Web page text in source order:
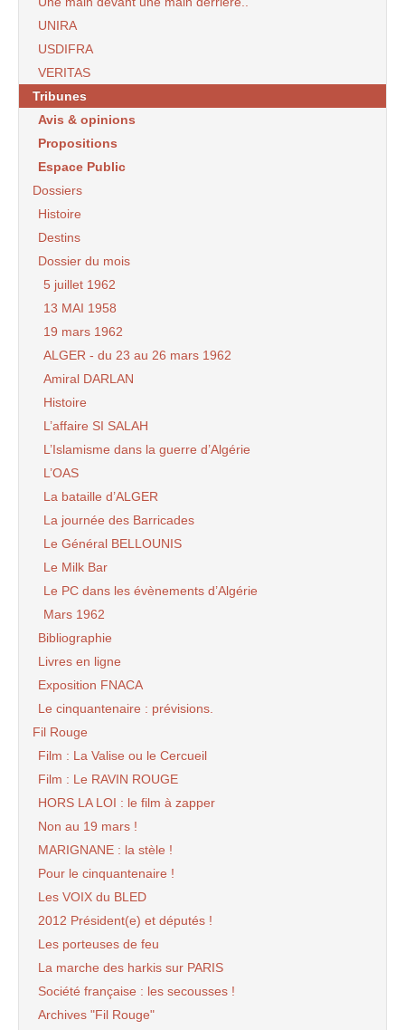
UNIRA
USDIFRA
VERITAS
Tribunes
Avis & opinions
Propositions
Espace Public
Dossiers
Histoire
Destins
Dossier du mois
5 juillet 1962
13 MAI 1958
19 mars 1962
ALGER - du 23 au 26 mars 1962
Amiral DARLAN
Histoire
L’affaire SI SALAH
L’Islamisme dans la guerre d’Algérie
L’OAS
La bataille d’ALGER
La journée des Barricades
Le Général BELLOUNIS
Le Milk Bar
Le PC dans les évènements d’Algérie
Mars 1962
Bibliographie
Livres en ligne
Exposition FNACA
Le cinquantenaire : prévisions.
Fil Rouge
Film : La Valise ou le Cercueil
Film : Le RAVIN ROUGE
HORS LA LOI : le film à zapper
Non au 19 mars !
MARIGNANE : la stèle !
Pour le cinquantenaire !
Les VOIX du BLED
2012 Président(e) et députés !
Les porteuses de feu
La marche des harkis sur PARIS
Société française : les secousses !
Archives "Fil Rouge"